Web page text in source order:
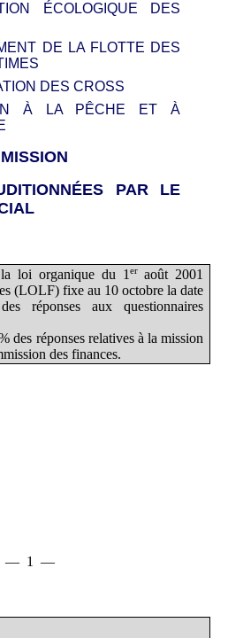
ÉCOLOGIQUE DES
DE LA FLOTTE DES
DES CROSS
À LA PÊCHE ET À
PAR LE
loi organique du 1er
août 2001
(LOLF) fixe au 10 octobre la date
réponses aux questionnaires
des réponses relatives à la mission
des finances.
— 1 —